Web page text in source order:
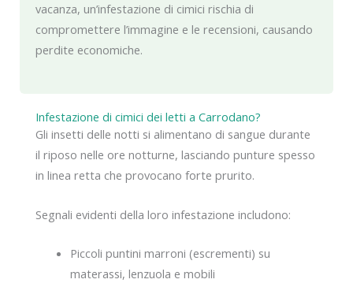
Infestazione di cimici dei letti a Carrodano?
Gli insetti delle notti si alimentano di sangue durante
il riposo nelle ore notturne, lasciando punture spesso
in linea retta che provocano forte prurito.
Segnali evidenti della loro infestazione includono:
Piccoli puntini marroni (escrementi) su
materassi, lenzuola e mobili
vacanza, un’infestazione di cimici rischia di
compromettere l’immagine e le recensioni, causando
perdite economiche.